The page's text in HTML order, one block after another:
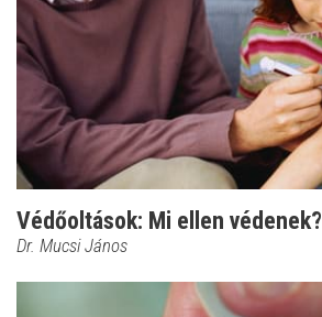
Védőoltások: Mi ellen védenek?
Dr. Mucsi János